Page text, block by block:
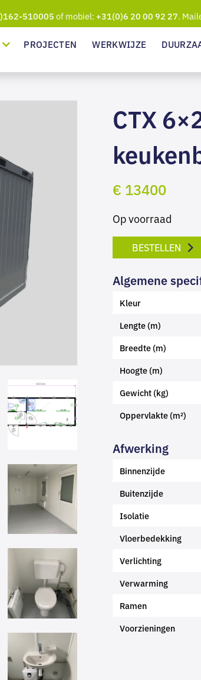
510005of mobiel: +31(0)6 20 00 92 27.
PROJECTEN WERKWIJZE
CTX
€ 13400
Op voorraad
BESTELLEN
Algemene
Kleur
Lengte (m)
Breedte (m)
Hoogte (m)
Gewicht (kg)
Oppervlakte (m²)
Afwerking
Binnenzijde
Buitenzijde
Isolatie
Vloerbedekking
Verlichting
Verwarming
Ramen
Voorzieningen